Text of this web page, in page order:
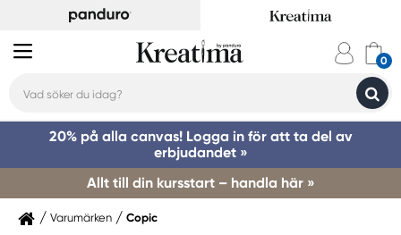
20% på alla canvas! Logga in för att ta del av
erbjudandet »
Allt till din kursstart – handla här »
Varumärken Copic